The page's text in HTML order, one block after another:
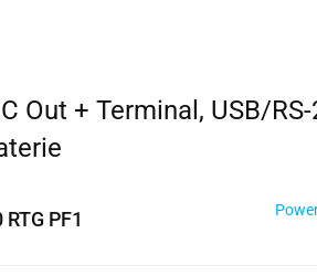
Out + Terminal, USB/RS-
PF1